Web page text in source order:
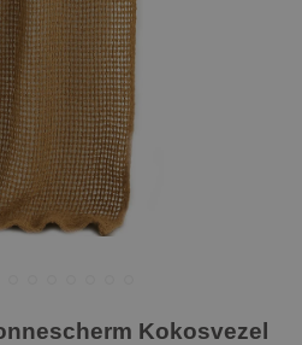
Kokosvezel